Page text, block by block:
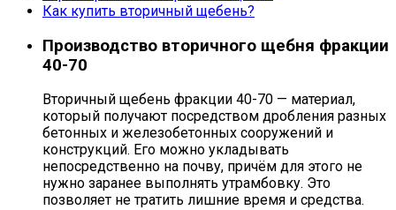
Как купить вторичный щебень?
Производство вторичного щебня фракции
40-70
Вторичный щебень фракции 40-70 — материал,
который получают посредством дробления разных
бетонных и железобетонных сооружений и
конструкций. Его можно укладывать
непосредственно на почву, причём для этого не
нужно заранее выполнять утрамбовку. Это
позволяет не тратить лишние время и средства.